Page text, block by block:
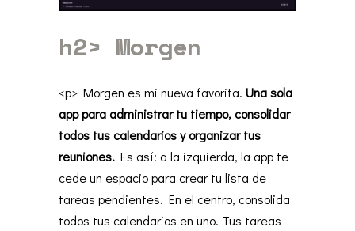
h2> Morgen
<p> Morgen es mi nueva favorita. Una sola
app para administrar tu tiempo, consolidar
todos tus calendarios y organizar tus
reuniones. Es así: a la izquierda, la app te
cede un espacio para crear tu lista de
tareas pendientes. En el centro, consolida
todos tus calendarios en uno. Tus tareas